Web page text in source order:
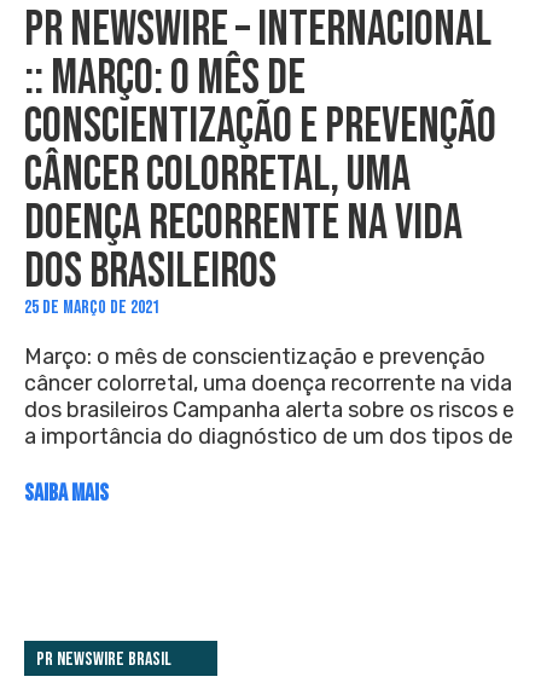
PR NEWSWIRE – INTERNACIONAL
:: MARÇO: O MÊS DE
CONSCIENTIZAÇÃO E PREVENÇÃO
CÂNCER COLORRETAL, UMA
DOENÇA RECORRENTE NA VIDA
DOS BRASILEIROS
25 DE MARÇO DE 2021
Março: o mês de conscientização e prevenção
câncer colorretal, uma doença recorrente na vida
dos brasileiros Campanha alerta sobre os riscos e
a importância do diagnóstico de um dos tipos de
SAIBA MAIS
PR Newswire Brasil